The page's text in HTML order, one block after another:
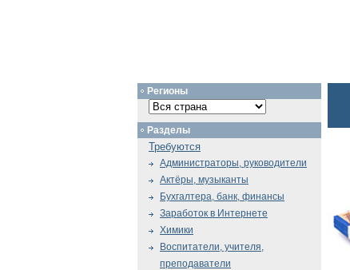
Регионы
Разделы
Требуются
Администраторы, руководители
Актёры, музыканты
Бухгалтера, банк, финансы
Заработок в Интернете
Химики
Воспитатели, учителя,
преподаватели